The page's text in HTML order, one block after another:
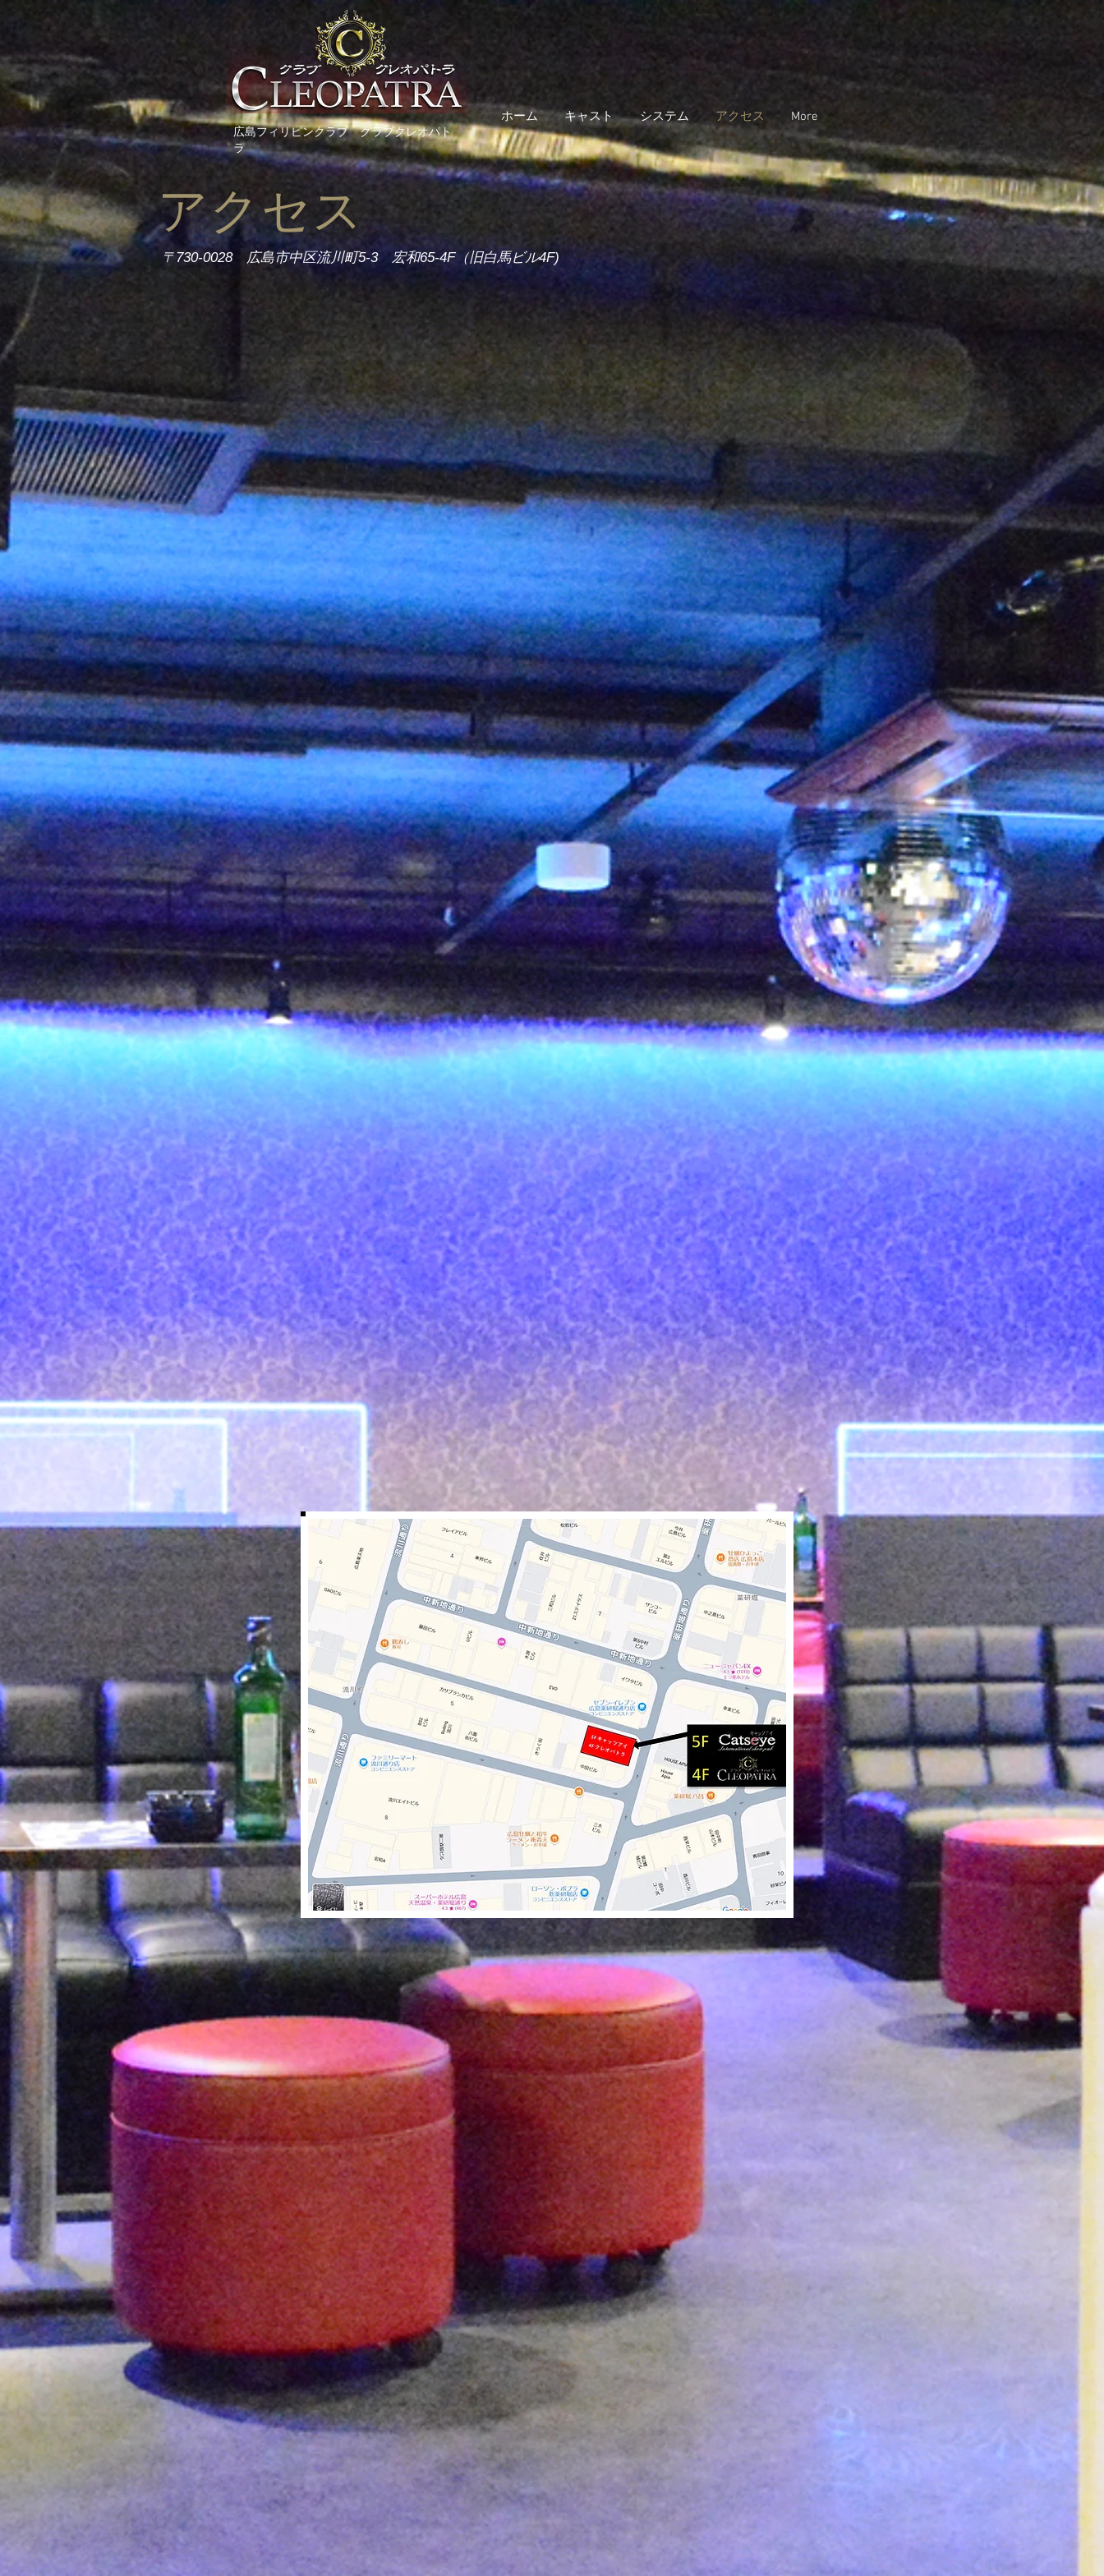
広島フィリピンクラブ クラブクレオパト
ラ
ホーム キャスト システム アクセス More
アクセス
〒730-0028 広島市中区流川町5-3 宏和65-4F（旧白馬ビル4F)